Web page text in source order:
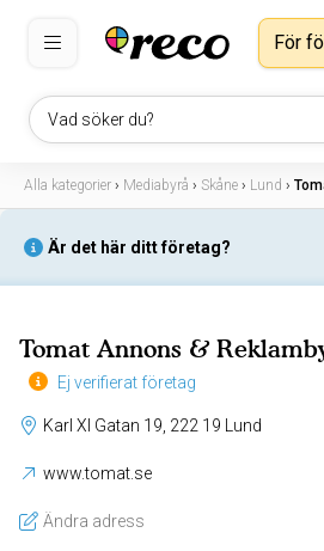
Vad söker du?
För
Alla kategorier › Mediabyrå › Skåne › Lund ›
Är det här ditt företag?
Tomat Annons &
Ej verifierat företag
Karl XI Gatan 19, 222 19 Lund
www.tomat.se
Ändra adress